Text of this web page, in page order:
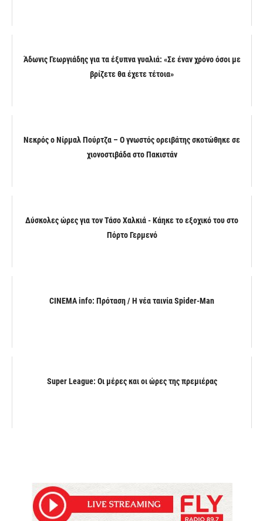
Άδωνις Γεωργιάδης για τα έξυπνα γυαλιά: «Σε έναν χρόνο όσοι με
βρίζετε θα έχετε τέτοια»
Νεκρός ο Νίρμαλ Πούρτζα – Ο γνωστός ορειβάτης σκοτώθηκε σε
χιονοστιβάδα στο Πακιστάν
Δύσκολες ώρες για τον Τάσο Χαλκιά - Κάηκε το εξοχικό του στο
Πόρτο Γερμενό
CINEMA info: Πρόταση / Η νέα ταινία Spider-Man
Super League: Οι μέρες και οι ώρες της πρεμιέρας